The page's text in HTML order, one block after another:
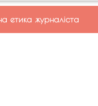
етика журналіста